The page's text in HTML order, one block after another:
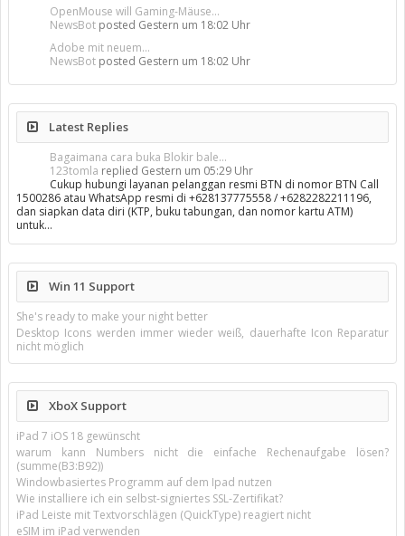
OpenMouse will Gaming-Mäuse...
NewsBot posted Gestern um 18:02 Uhr
Adobe mit neuem...
NewsBot posted Gestern um 18:02 Uhr
Latest Replies
Bagaimana cara buka Blokir bale...
123tomla replied Gestern um 05:29 Uhr
Cukup hubungi layanan pelanggan resmi BTN di nomor BTN Call
1500286 atau WhatsApp resmi di +628137775558 / +6282282211196,
dan siapkan data diri (KTP, buku tabungan, dan nomor kartu ATM)
untuk…
Win 11 Support
She's ready to make your night better
Desktop Icons werden immer wieder weiß, dauerhafte Icon Reparatur
nicht möglich
XboX Support
iPad 7 iOS 18 gewünscht
warum kann Numbers nicht die einfache Rechenaufgabe lösen?
(summe(B3:B92))
Windowbasiertes Programm auf dem Ipad nutzen
Wie installiere ich ein selbst-signiertes SSL-Zertifikat?
iPad Leiste mit Textvorschlägen (QuickType) reagiert nicht
eSIM im iPad verwenden